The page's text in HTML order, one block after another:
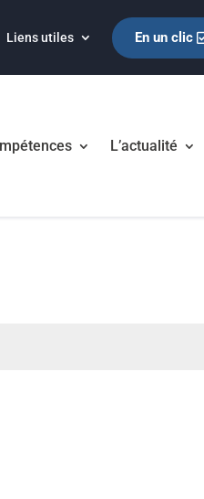
Liens utiles En un clic
L’actualité